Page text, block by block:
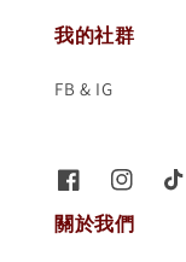
我的社群
FB & IG
關於我們